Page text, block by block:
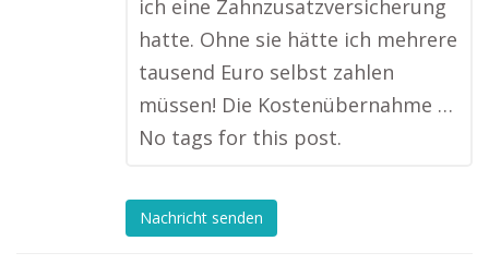
ich eine Zahnzusatzversicherung
hatte. Ohne sie hätte ich mehrere
tausend Euro selbst zahlen
müssen! Die Kostenübernahme …
No tags for this post.
Nachricht senden